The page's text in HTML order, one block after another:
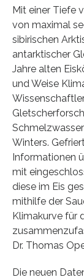
Mit einer Tiefe
von maximal
sibirischen
antarktischer
Jahre alten
und Weise
Winters.
Informationen
mit
diese im Eis
mithilfe der
Klimakurve für
Dr. Thomas
Die neuen